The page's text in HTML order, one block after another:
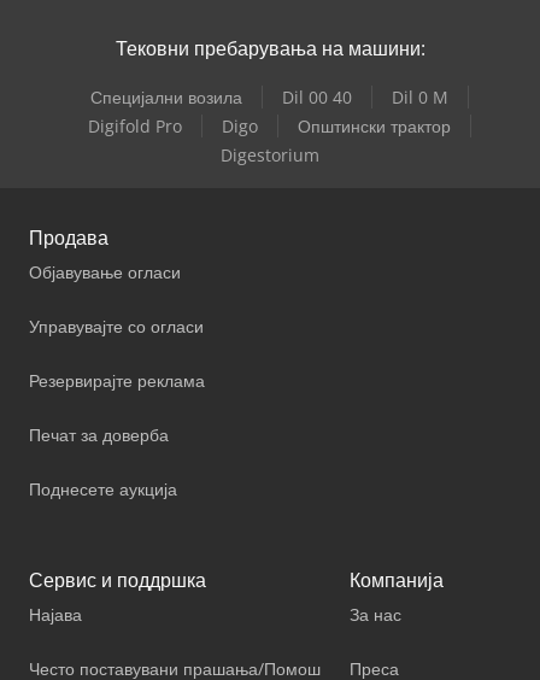
Тековни пребарувања на машини:
Специјални возила Dil 00 40
Dil 0 M
Digifold Pro
Digo
Општински трактор
Digestorium
Продава
Објавување огласи
Управувајте со огласи
Резервирајте реклама
Печат за доверба
Поднесете аукција
Сервис и поддршка
Најава
Често поставувани прашања/Помош
Компанија
За нас
Преса